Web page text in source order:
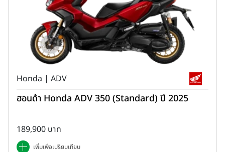
เสริมความปลอดภัยใน
ติดตั้งระบบเบรกแบบ
UBS (Unified Brake System) ที่ช่วยกระจายแรงเบรกไปยังล้อหน้า
เมื่อใช้งานเบรกเท้า ช่วยเพิ่มประสิทธิภาพในการหยุดรถ และเสริมความ
มั่นใจในการขับขี่มากยิ่งขึ้น
ถึง 5 ปี ไม่จำกัดระยะทาง สะท้อนถึงคุณภาพและความเชื่อมั่นในมาตรฐาน
การผลิตของยามาฮ่า
Honda | ADV
ฮอนด้า Honda ADV 350 (Standard) ปี 2025
189,900 บาท
เพิ่มเพื่อเปรียบเทียบ